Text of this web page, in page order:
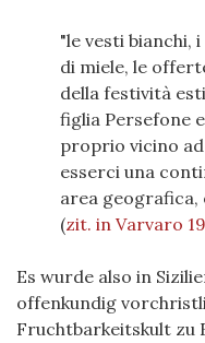
"le vesti bianchi,
di miele, le
della festività
figlia Persefone
proprio vicino
esserci una
area geografica,
(zit. in Varvaro
Es wurde also in
offenkundig
Fruchtbarkeitskult zu